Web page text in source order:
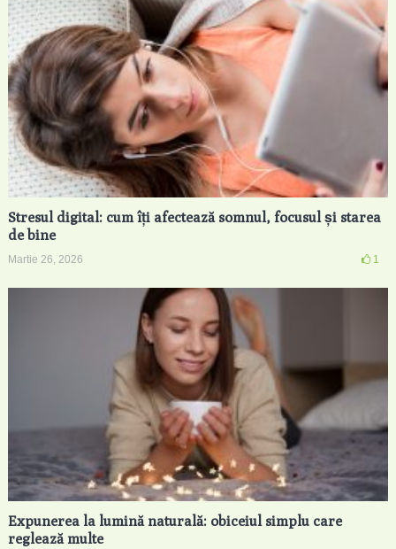
Stresul digital: cum îți afectează somnul, focusul și starea
de bine
Martie 26, 2026 1
Expunerea la lumină naturală: obiceiul simplu care
reglează multe